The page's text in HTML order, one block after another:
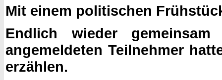
Mit einem politischen
Endlich wieder
angemeldeten Teilnehmer
erzählen.